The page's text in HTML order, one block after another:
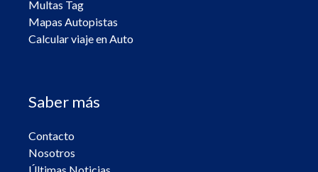
Multas Tag
Mapas Autopistas
Calcular viaje en Auto
Saber más
Contacto
Nosotros
Últimas Noticias